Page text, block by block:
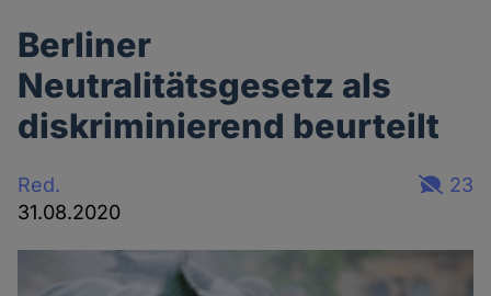
Berliner
Neutralitätsgesetz als
diskriminierend beurteilt
Red.
31.08.2020
23